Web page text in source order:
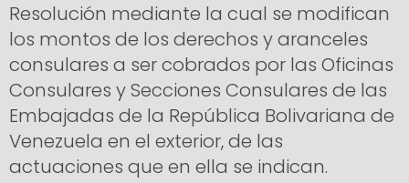
Resolución mediante la cual se modifican
los montos de los derechos y aranceles
consulares a ser cobrados por las Oficinas
Consulares y Secciones Consulares de las
Embajadas de la República Bolivariana de
Venezuela en el exterior, de las
actuaciones que en ella se indican.